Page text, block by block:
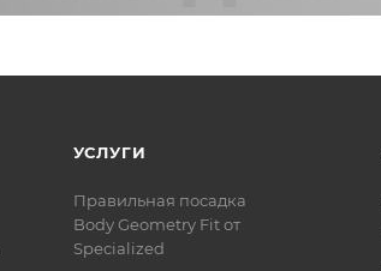
УСЛУГИ
Правильная посадка
Body Geometry Fit от
Specialized